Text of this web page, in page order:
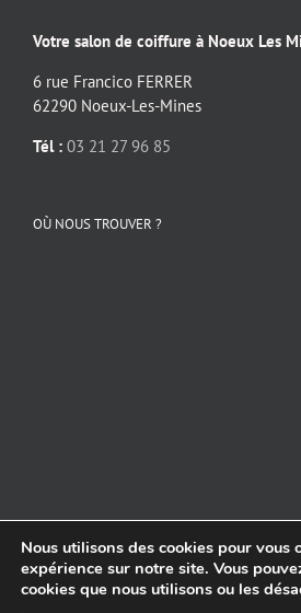
Votre salon de coiffure à Noeux Les
6 rue Francico FERRER
62290 Noeux-Les-Mines
Tél : 03 21 27 96 85
OÙ NOUS TROUVER ?
Copyright 2024 COIFFURE CREATION Noeux
CREAPIXEL62
Nous utilisons des cookies pour
expérience sur notre site. Vous
cookies que nous utilisons ou les